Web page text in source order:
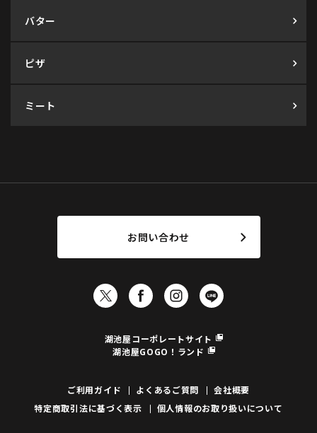
バター
ピザ
ミート
お問い合わせ
湖池屋コーポレートサイト
湖池屋GOGO！ランド
ご利用ガイド よくあるご質問
会社概要
特定商取引法に基づく表示
個人情報のお取り扱いについて